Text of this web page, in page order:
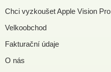
Chci vyzkoušet Apple Vision Pro
Velkoobchod
Fakturační údaje
O nás